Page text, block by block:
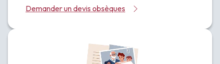
Demander un devis obsèques